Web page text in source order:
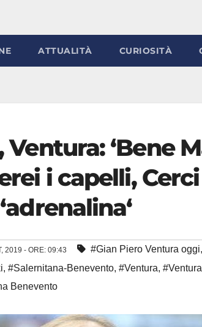
ATTUALITÀ CURIOSITÀ
‘Bene
i capelli,
2019 - ORE: 09:43 #Gian Piero Ventura oggi,
, #Salernitana-Benevento, #Ventura,
Benevento